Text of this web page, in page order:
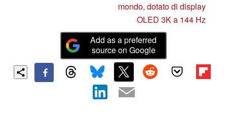
mondo, dotato di display
OLED 3K a 144 Hz
Add as a preferred
source on Google